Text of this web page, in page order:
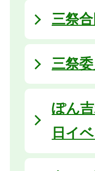
三祭
三祭
ぽん
日イ